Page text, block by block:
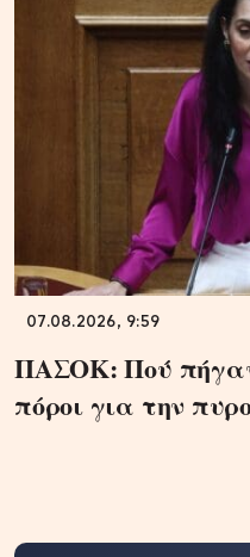
07.08.2026, 9:59
ΠΑΣΟΚ: Πού
πόροι για την